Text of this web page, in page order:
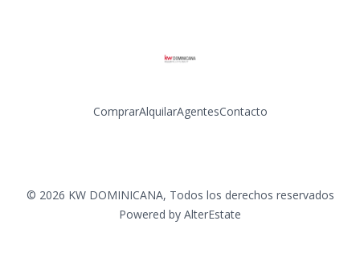
ComprarAlquilarAgentesContacto
© 2026 KW DOMINICANA, Todos los derechos reservados
Powered by AlterEstate